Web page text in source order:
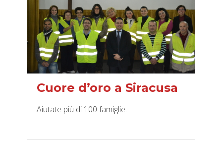
Cuore d’oro a Siracusa
Aiutate più di 100 famiglie.